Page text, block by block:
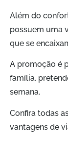
Além do
possuem uma
que se
A promoção é
família,
semana.
Confira todas
vantagens de